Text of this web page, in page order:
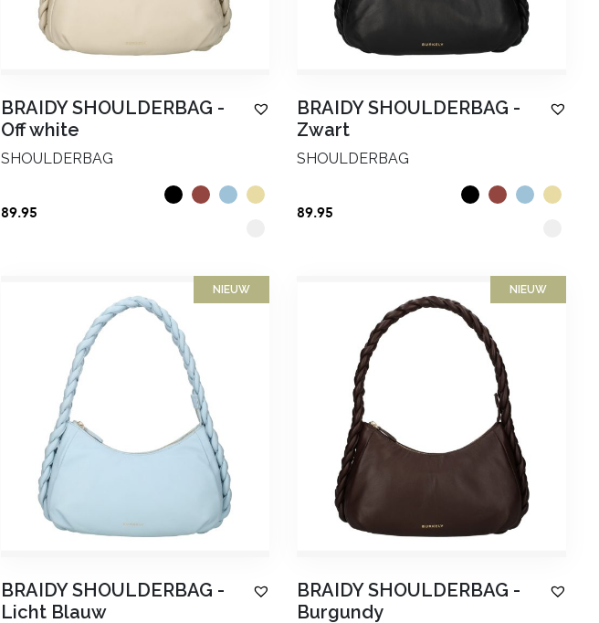
BRAIDY SHOULDERBAG -
Off white
SHOULDERBAG
89.95
BRAIDY SHOULDERBAG -
Zwart
SHOULDERBAG
89.95
NIEUW
BRAIDY SHOULDERBAG -
Licht Blauw
NIEUW
BRAIDY SHOULDERBAG -
Burgundy